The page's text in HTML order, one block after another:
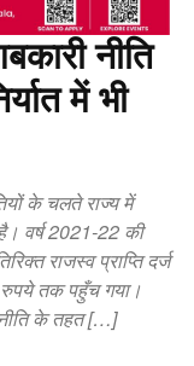
नीति
में भी
के चलते राज्य में
वर्ष 2021-22 की
राजस्व प्राप्ति दर्ज
तक पहुँच गया।
के तहत […]